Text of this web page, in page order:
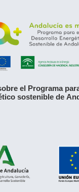
el Programa
sostenible de